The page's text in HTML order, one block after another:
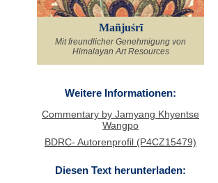
Mañjuśrī
Mit freundlicher Genehmigung von
Himalayan Art Resources
Weitere Informationen:
Commentary by Jamyang Khyentse
Wangpo
BDRC- Autorenprofil (P4CZ15479)
Diesen Text herunterladen: